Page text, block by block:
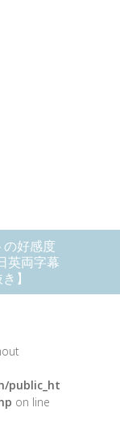
好感度
英両字幕
】
public_ht
on line